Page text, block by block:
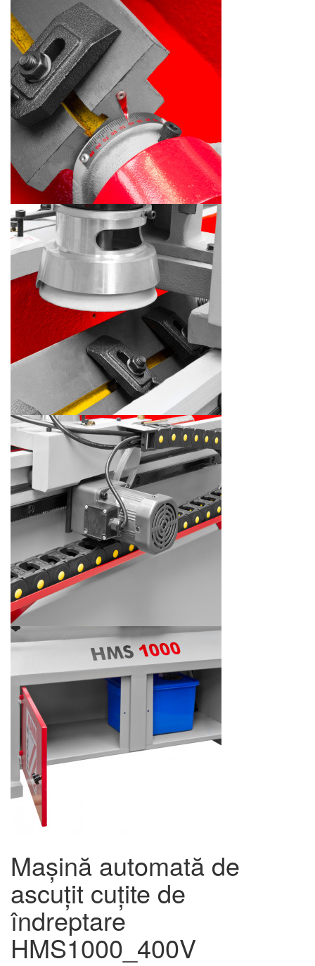
Mașină automată de
ascuțit cuțite de
îndreptare
HMS1000_400V